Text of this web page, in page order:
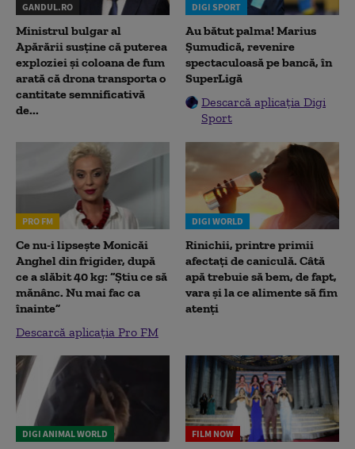
GANDUL.RO
Ministrul bulgar al
Apărării susține că puterea
exploziei și coloana de fum
arată că drona transporta o
cantitate semnificativă
de...
DIGI SPORT
Au bătut palma! Marius
Șumudică, revenire
spectaculoasă pe bancă, în
SuperLigă
Descarcă aplicația Digi
Sport
PRO FM
Ce nu-i lipsește Monicăi
Anghel din frigider, după
ce a slăbit 40 kg: “Știu ce să
mănânc. Nu mai fac ca
înainte”
Descarcă aplicația Pro FM
DIGI WORLD
Rinichii, printre primii
afectați de caniculă. Câtă
apă trebuie să bem, de fapt,
vara și la ce alimente să fim
atenți
DIGI ANIMAL WORLD FILM NOW